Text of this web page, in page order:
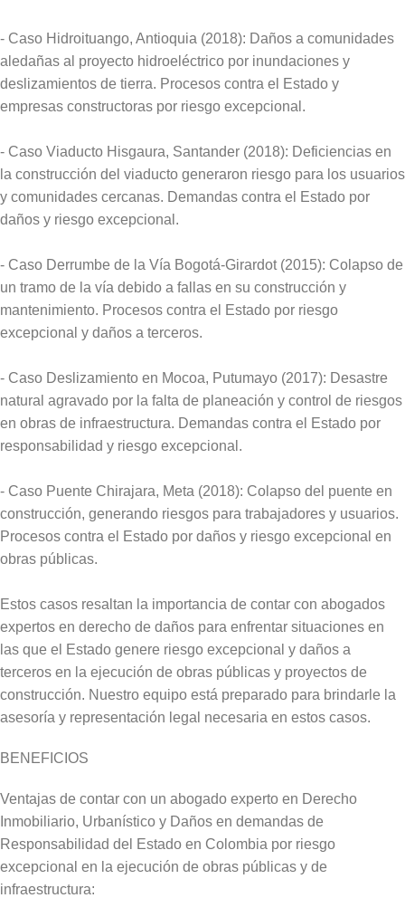
- Caso Hidroituango, Antioquia (2018): Daños a comunidades
aledañas al proyecto hidroeléctrico por inundaciones y
deslizamientos de tierra. Procesos contra el Estado y
empresas constructoras por riesgo excepcional.
- Caso Viaducto Hisgaura, Santander (2018): Deficiencias en
la construcción del viaducto generaron riesgo para los usuarios
y comunidades cercanas. Demandas contra el Estado por
daños y riesgo excepcional.
- Caso Derrumbe de la Vía Bogotá-Girardot (2015): Colapso de
un tramo de la vía debido a fallas en su construcción y
mantenimiento. Procesos contra el Estado por riesgo
excepcional y daños a terceros.
- Caso Deslizamiento en Mocoa, Putumayo (2017): Desastre
natural agravado por la falta de planeación y control de riesgos
en obras de infraestructura. Demandas contra el Estado por
responsabilidad y riesgo excepcional.
- Caso Puente Chirajara, Meta (2018): Colapso del puente en
construcción, generando riesgos para trabajadores y usuarios.
Procesos contra el Estado por daños y riesgo excepcional en
obras públicas.
Estos casos resaltan la importancia de contar con abogados
expertos en derecho de daños para enfrentar situaciones en
las que el Estado genere riesgo excepcional y daños a
terceros en la ejecución de obras públicas y proyectos de
construcción. Nuestro equipo está preparado para brindarle la
asesoría y representación legal necesaria en estos casos.
BENEFICIOS
Ventajas de contar con un abogado experto en Derecho
Inmobiliario, Urbanístico y Daños en demandas de
Responsabilidad del Estado en Colombia por riesgo
excepcional en la ejecución de obras públicas y de
infraestructura: